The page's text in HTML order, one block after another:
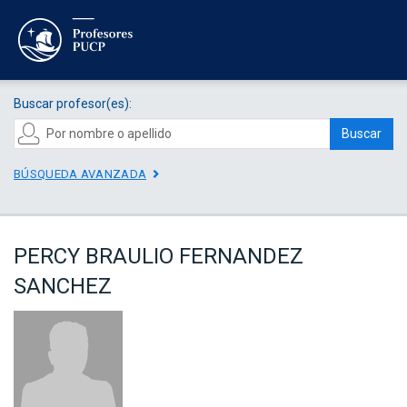
Buscar profesor(es):
Buscar
BÚSQUEDA AVANZADA
PERCY BRAULIO FERNANDEZ
SANCHEZ